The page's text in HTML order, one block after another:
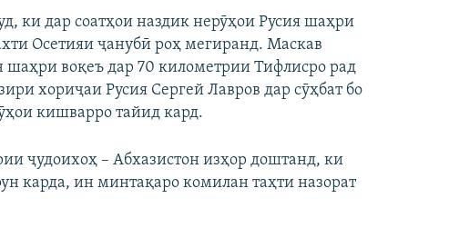
ки дар соатҳои наздик нерӯҳои Русия шаҳри
Осетияи ҷанубӣ роҳ мегиранд. Маскав
воқеъ дар 70 километрии Тифлисро рад
хориҷаи Русия Сергей Лавров дар сӯҳбат бо
кишварро тайид кард.
ҷудоихоҳ – Абхазистон изҳор доштанд, ки
карда, ин минтақаро комилан таҳти назорат